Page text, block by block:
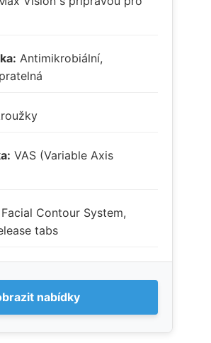
Antimikrobiální,
VAS (Variable Axis
Facial Contour System,
tabs
nabídky